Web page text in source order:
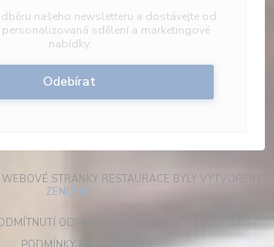
našeho newsletteru a dostávejte od
sdělení a marketingové
nabídky.
Odebírat
STRÁNKY RESTAURACE BYLY VYTVOŘENY
ZENCHEF((OTEVŘE SE V NOVÉM OKNĚ))
ODPOVĚDNOSTI
((OTEVŘE SE V NOVÉM
((OTEVŘE SE V NOVÉM OKNĚ))